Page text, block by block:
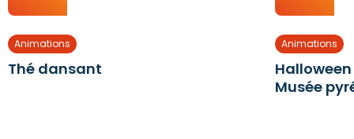
Animations
Thé dansant
Animations
Musée